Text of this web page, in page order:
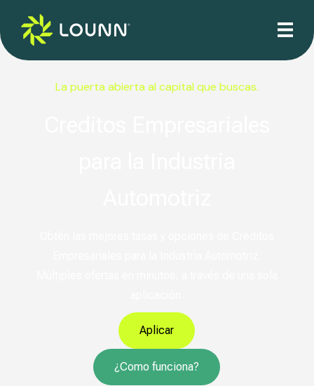
La puerta abierta al capital que buscas.
Aplicar
¿Como funciona?